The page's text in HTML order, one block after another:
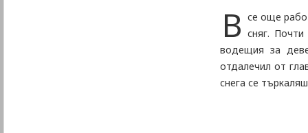
В се още
сняг.
водещия за
отдалечил от
снега се